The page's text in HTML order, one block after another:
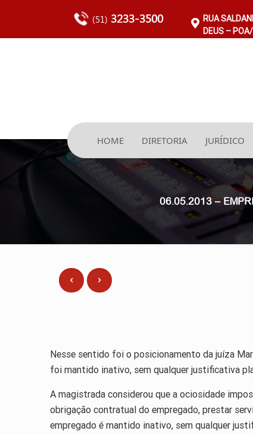
(51) 3233-3500
RUA
DEUS –
HOME DIRETORIA JURÍDICO
06.05.2013 –
Nesse sentido foi o posicionamento da juíza
foi mantido inativo, sem qualquer justificativa
A magistrada considerou que a ociosidade
obrigação contratual do empregado, prestar
empregado é mantido inativo, sem qualquer